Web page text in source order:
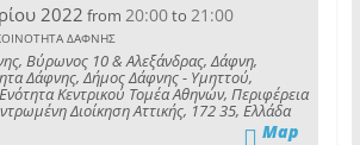
2022 from 20:00to 21:00
ΔΑΦΝΗΣ
Βύρωνος 10 & Αλεξάνδρας, Δάφνη,
Δάφνης, Δήμος Δάφνης - Υμηττού,
Κεντρικού Τομέα Αθηνών, Περιφέρεια
Διοίκηση Αττικής, 172 35, Ελλάδα
Map